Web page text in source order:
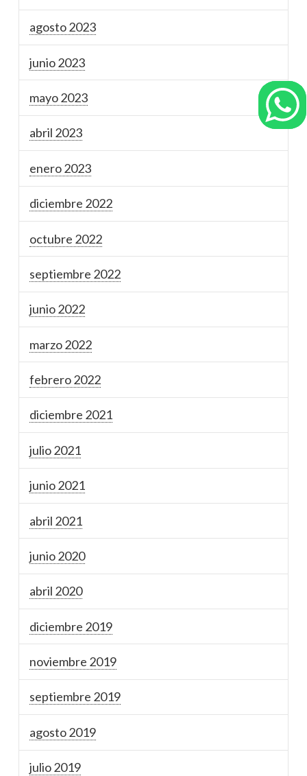
agosto 2023
junio 2023
mayo 2023
abril 2023
enero 2023
diciembre 2022
octubre 2022
septiembre 2022
junio 2022
marzo 2022
febrero 2022
diciembre 2021
julio 2021
junio 2021
abril 2021
junio 2020
abril 2020
diciembre 2019
noviembre 2019
septiembre 2019
agosto 2019
julio 2019